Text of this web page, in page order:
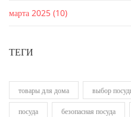
марта 2025 (10)
ТЕГИ
товары для дома выбор
посуда безопасная посуда